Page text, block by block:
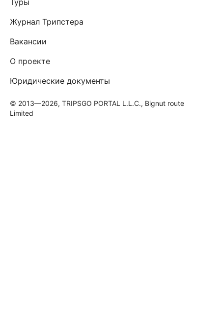
Журнал Трипстера
Вакансии
О проекте
Юридические документы
© 2013—2026, TRIPSGO PORTAL L.L.C., Bignut route
Limited